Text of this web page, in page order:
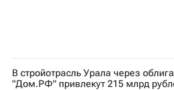
В стройотрасль Урала через
"Дом.РФ" привлекут 215 млрд